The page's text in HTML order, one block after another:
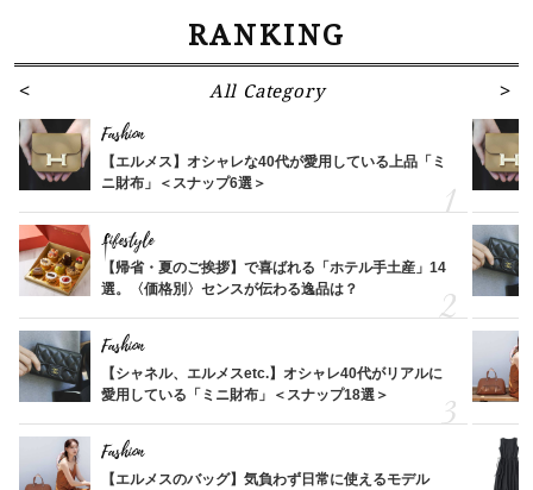
RANKING
All Category
Fashion
【エルメス】オシャレな40代が愛用している上品「ミ
ニ財布」＜スナップ6選＞
Lifestyle
【帰省・夏のご挨拶】で喜ばれる「ホテル手土産」14
選。〈価格別〉センスが伝わる逸品は？
Fashion
【シャネル、エルメスetc.】オシャレ40代がリアルに
愛用している「ミニ財布」＜スナップ18選＞
Fashion
【エルメスのバッグ】気負わず日常に使えるモデル